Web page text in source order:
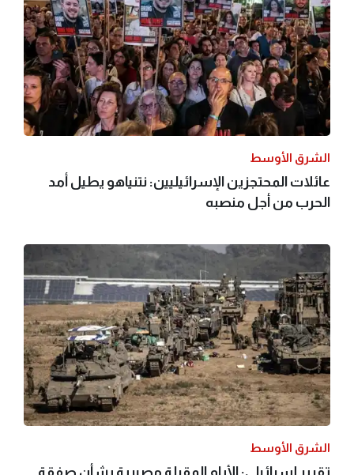
الشرق الأوسط
عائلات المحتجزين الإسرائيليين: نتنياهو يطيل أمد
الحرب من أجل منصبه
الشرق الأوسط
تقرير إسرائيلي: الأيام المقبلة مصيرية بشأن صفقة